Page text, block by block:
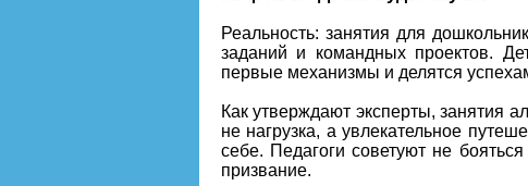
Реальность: занятия для
заданий и командных проектов.
первые механизмы и делятся
Как утверждают эксперты, занятия
не нагрузка, а увлекательное
себе. Педагоги советуют не
призвание.